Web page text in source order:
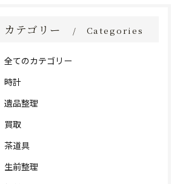
カテゴリー Categories
全てのカテゴリー
時計
遺品整理
買取
茶道具
生前整理